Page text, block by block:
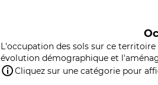
L'occupation des sols sur ce
évolution démographique et
Cliquez sur une catégorie pour